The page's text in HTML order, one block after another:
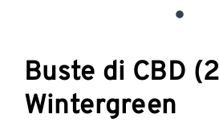
una
finestra
modale
Buste di CBD
Wintergreen